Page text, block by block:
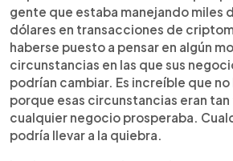
gente que estaba manejando miles
dólares en transacciones de
haberse puesto a pensar en algún
circunstancias en las que sus
podrían cambiar. Es increíble que no
porque esas circunstancias eran
cualquier negocio prosperaba.
podría llevar a la quiebra.